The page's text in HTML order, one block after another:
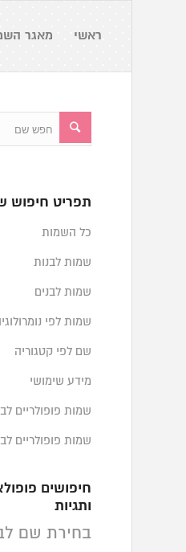
ראשי מאגר
תפריט חיפוש
כל השמות
שמות לבנות
שמות לבנים
שמות לפי
שם לפי קטגוריה
מידע שימושי
שמות פופולריים לבנים
שמות פופולריים לבנות
חיפושים
ותגיות
בחירת שם